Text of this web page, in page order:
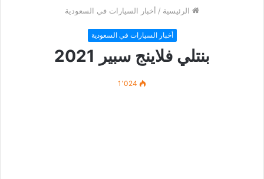
الرئيسية / أخبار السيارات في السعودية
أخبار السيارات في السعودية
بنتلي فلاينج سبير 2021
1٬024